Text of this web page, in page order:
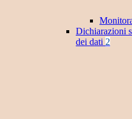
Dichiarazioni
dei dati 2